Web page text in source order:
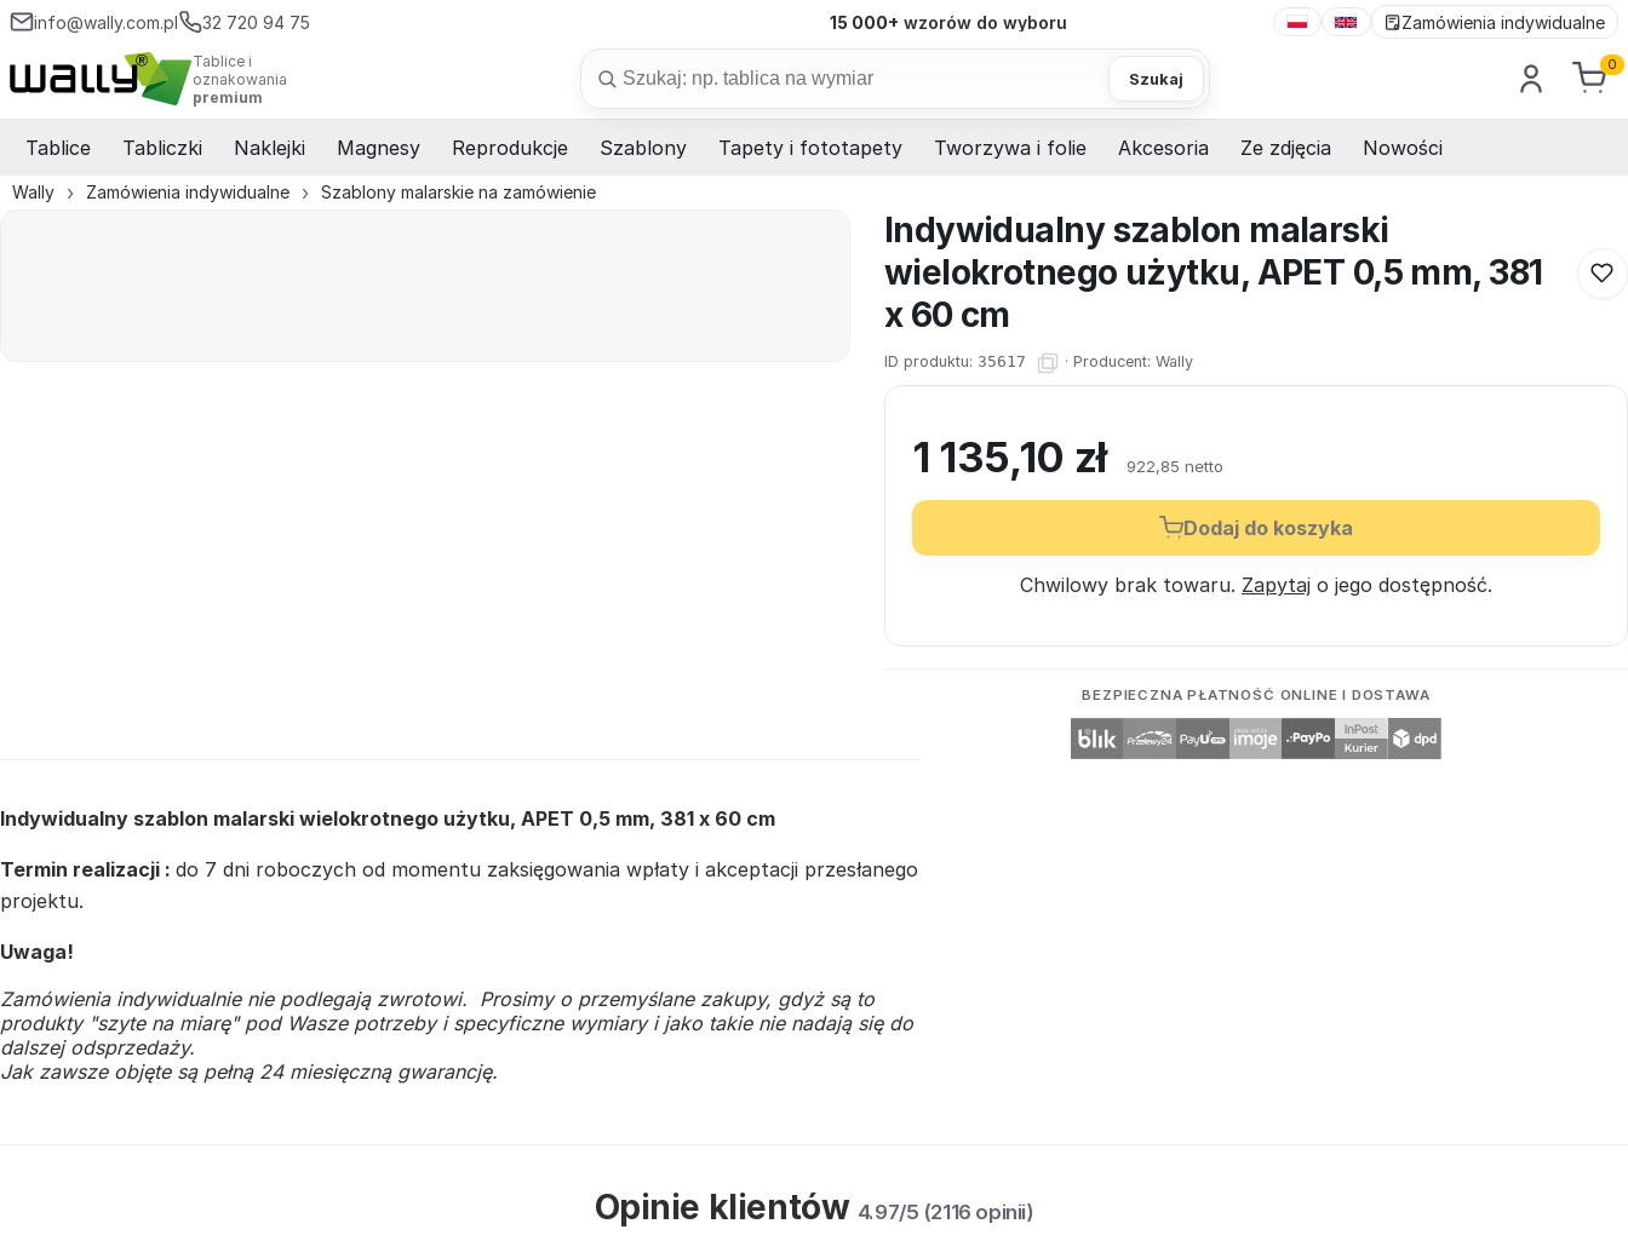
info@wally.com.pl 32 720 94 75 15 000+ wzorów do wyboru
98%dostaw na czas Zamówienia indywidualne
Tablice i
oznakowania
premium
Szukaj
0
Tablice Tabliczki Naklejki Magnesy Reprodukcje Szablony Tapety i fototapety Tworzywa i folie Akcesoria Ze zdjęcia Nowości
Wally Zamówienia indywidualne Szablony malarskie na zamówienie
Indywidualny szablon malarski
wielokrotnego użytku, APET 0,5 mm, 381
x 60 cm
ID produktu: 35617 · Producent: Wally
1 135,10 zł 922,85 netto
Dodaj do koszyka
Chwilowy brak towaru. Zapytaj o jego dostępność.
BEZPIECZNA PŁATNOŚĆ ONLINE I DOSTAWA
Indywidualny szablon malarski wielokrotnego użytku, APET 0,5 mm, 381 x 60 cm
Termin realizacji : do 7 dni roboczych od momentu zaksięgowania wpłaty i akceptacji przesłanego
projektu.
Uwaga!
Zamówienia indywidualnie nie podlegają zwrotowi. Prosimy o przemyślane zakupy, gdyż są to
produkty "szyte na miarę" pod Wasze potrzeby i specyficzne wymiary i jako takie nie nadają się do
dalszej odsprzedaży.
Jak zawsze objęte są pełną 24 miesięczną gwarancję.
Opinie klientów 4.97/5 (2116 opinii)